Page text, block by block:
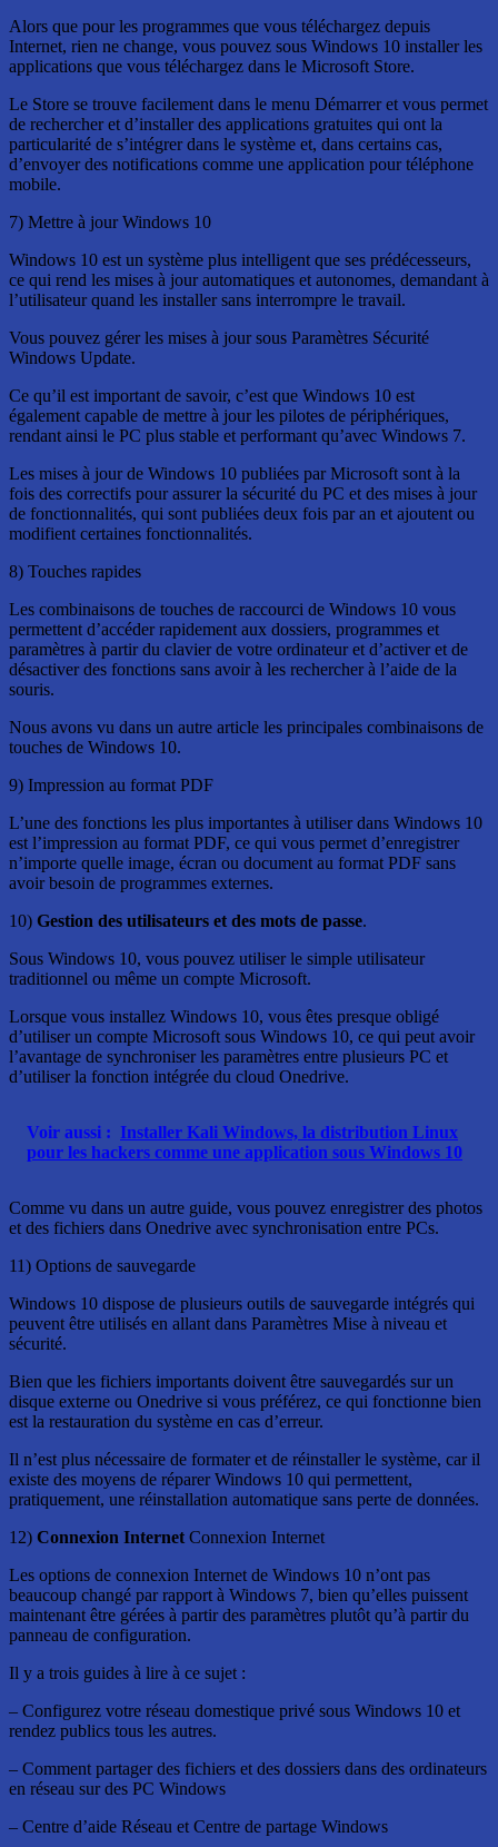
Alors que pour les programmes que vous téléchargez depuis
Internet, rien ne change, vous pouvez sous Windows 10 installer les
applications que vous téléchargez dans le Microsoft Store.
Le Store se trouve facilement dans le menu Démarrer et vous permet
de rechercher et d’installer des applications gratuites qui ont la
particularité de s’intégrer dans le système et, dans certains cas,
d’envoyer des notifications comme une application pour téléphone
mobile.
7) Mettre à jour Windows 10
Windows 10 est un système plus intelligent que ses prédécesseurs,
ce qui rend les mises à jour automatiques et autonomes, demandant à
l’utilisateur quand les installer sans interrompre le travail.
Vous pouvez gérer les mises à jour sous Paramètres Sécurité
Windows Update.
Ce qu’il est important de savoir, c’est que Windows 10 est
également capable de mettre à jour les pilotes de périphériques,
rendant ainsi le PC plus stable et performant qu’avec Windows 7.
Les mises à jour de Windows 10 publiées par Microsoft sont à la
fois des correctifs pour assurer la sécurité du PC et des mises à jour
de fonctionnalités, qui sont publiées deux fois par an et ajoutent ou
modifient certaines fonctionnalités.
8) Touches rapides
Les combinaisons de touches de raccourci de Windows 10 vous
permettent d’accéder rapidement aux dossiers, programmes et
paramètres à partir du clavier de votre ordinateur et d’activer et de
désactiver des fonctions sans avoir à les rechercher à l’aide de la
souris.
Nous avons vu dans un autre article les principales combinaisons de
touches de Windows 10.
9) Impression au format PDF
L’une des fonctions les plus importantes à utiliser dans Windows 10
est l’impression au format PDF, ce qui vous permet d’enregistrer
n’importe quelle image, écran ou document au format PDF sans
avoir besoin de programmes externes.
10) Gestion des utilisateurs et des mots de passe.
Sous Windows 10, vous pouvez utiliser le simple utilisateur
traditionnel ou même un compte Microsoft.
Lorsque vous installez Windows 10, vous êtes presque obligé
d’utiliser un compte Microsoft sous Windows 10, ce qui peut avoir
l’avantage de synchroniser les paramètres entre plusieurs PC et
d’utiliser la fonction intégrée du cloud Onedrive.
Voir aussi : Installer Kali Windows, la distribution Linux
pour les hackers comme une application sous Windows 10
Comme vu dans un autre guide, vous pouvez enregistrer des photos
et des fichiers dans Onedrive avec synchronisation entre PCs.
11) Options de sauvegarde
Windows 10 dispose de plusieurs outils de sauvegarde intégrés qui
peuvent être utilisés en allant dans Paramètres Mise à niveau et
sécurité.
Bien que les fichiers importants doivent être sauvegardés sur un
disque externe ou Onedrive si vous préférez, ce qui fonctionne bien
est la restauration du système en cas d’erreur.
Il n’est plus nécessaire de formater et de réinstaller le système, car il
existe des moyens de réparer Windows 10 qui permettent,
pratiquement, une réinstallation automatique sans perte de données.
12) Connexion Internet Connexion Internet
Les options de connexion Internet de Windows 10 n’ont pas
beaucoup changé par rapport à Windows 7, bien qu’elles puissent
maintenant être gérées à partir des paramètres plutôt qu’à partir du
panneau de configuration.
Il y a trois guides à lire à ce sujet :
– Configurez votre réseau domestique privé sous Windows 10 et
rendez publics tous les autres.
– Comment partager des fichiers et des dossiers dans des ordinateurs
en réseau sur des PC Windows
– Centre d’aide Réseau et Centre de partage Windows